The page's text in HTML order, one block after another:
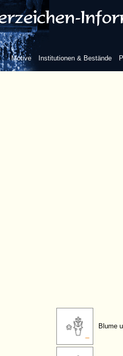
Motive Institutionen & Bestände
Blume